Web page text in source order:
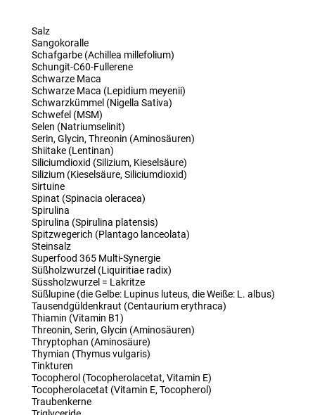
Salz
Sangokoralle
Schafgarbe (Achillea millefolium)
Schungit-C60-Fullerene
Schwarze Maca
Schwarze Maca (Lepidium meyenii)
Schwarzkümmel (Nigella Sativa)
Schwefel (MSM)
Selen (Natriumselinit)
Serin, Glycin, Threonin (Aminosäuren)
Shiitake (Lentinan)
Siliciumdioxid (Silizium, Kieselsäure)
Silizium (Kieselsäure, Siliciumdioxid)
Sirtuine
Spinat (Spinacia oleracea)
Spirulina
Spirulina (Spirulina platensis)
Spitzwegerich (Plantago lanceolata)
Steinsalz
Superfood 365 Multi-Synergie
Süßholzwurzel (Liquiritiae radix)
Süssholzwurzel = Lakritze
Süßlupine (die Gelbe: Lupinus luteus, die Weiße: L. albus)
Tausendgüldenkraut (Centaurium erythraca)
Thiamin (Vitamin B1)
Threonin, Serin, Glycin (Aminosäuren)
Thryptophan (Aminosäure)
Thymian (Thymus vulgaris)
Tinkturen
Tocopherol (Tocopherolacetat, Vitamin E)
Tocopherolacetat (Vitamin E, Tocopherol)
Traubenkerne